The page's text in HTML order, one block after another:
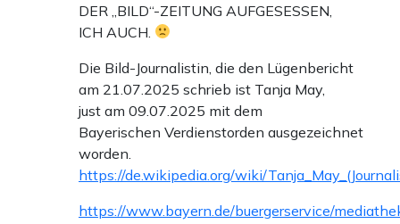
DER „BILD“-ZEITUNG AUFGESESSEN,
ICH AUCH.
Die Bild-Journalistin, die den Lügenbericht
am 21.07.2025 schrieb ist Tanja May,
just am 09.07.2025 mit dem
Bayerischen Verdienstorden ausgezeichnet
worden.
https://de.wikipedia.org/wiki/
https://www.bayern.de/buergerservice/